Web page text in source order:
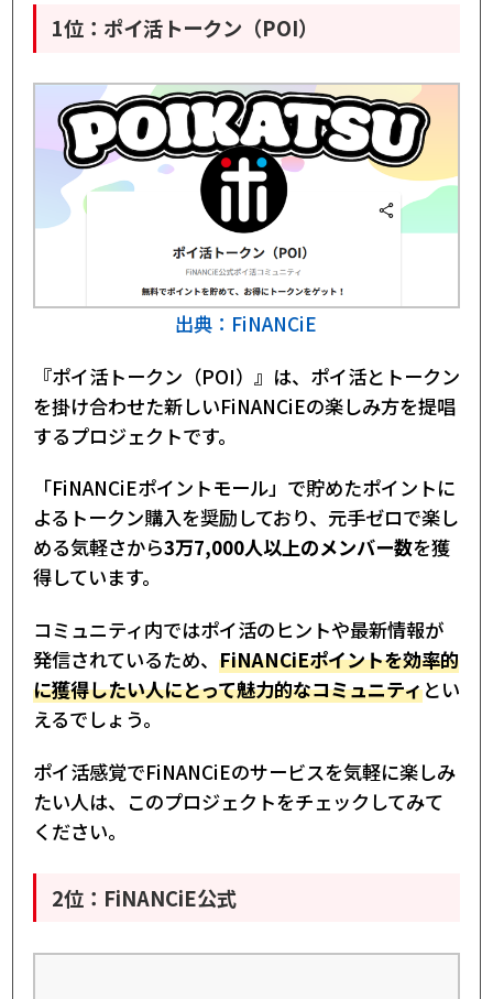
1位：ポイ活トークン（POI）
出典：FiNANCiE
『ポイ活トークン（POI）』は、ポイ活とトークン
を掛け合わせた新しいFiNANCiEの楽しみ方を提唱
するプロジェクトです。
「FiNANCiEポイントモール」で貯めたポイントに
よるトークン購入を奨励しており、元手ゼロで楽し
める気軽さから3万7,000人以上のメンバー数を獲
得しています。
コミュニティ内ではポイ活のヒントや最新情報が
発信されているため、 FiNANCiEポイントを効率的
に獲得したい人にとって魅力的なコミュニティとい
えるでしょう。
ポイ活感覚でFiNANCiEのサービスを気軽に楽しみ
たい人は、このプロジェクトをチェックしてみて
ください。
2位：FiNANCiE公式